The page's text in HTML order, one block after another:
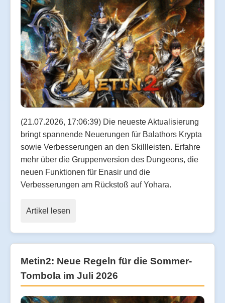
(21.07.2026, 17:06:39) Die neueste Aktualisierung
bringt spannende Neuerungen für Balathors Krypta
sowie Verbesserungen an den Skillleisten. Erfahre
mehr über die Gruppenversion des Dungeons, die
neuen Funktionen für Enasir und die
Verbesserungen am Rückstoß auf Yohara.
Artikel lesen
Metin2: Neue Regeln für die Sommer-
Tombola im Juli 2026